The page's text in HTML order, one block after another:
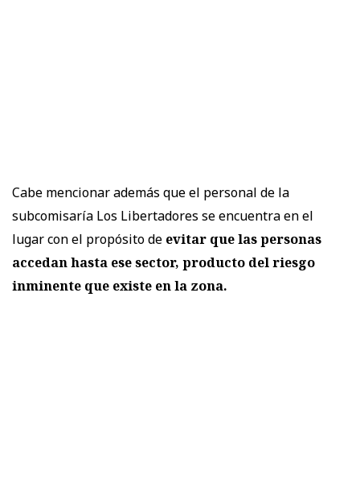
Cabe mencionar además que el personal de la
subcomisaría Los Libertadores se encuentra en el
lugar con el propósito de evitar que las personas
accedan hasta ese sector, producto del riesgo
inminente que existe en la zona.